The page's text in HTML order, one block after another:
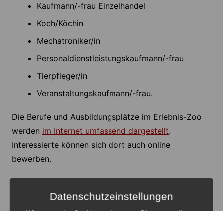
Kaufmann/-frau Einzelhandel
Koch/Köchin
Mechatroniker/in
Personaldienstleistungskaufmann/-frau
Tierpfleger/in
Veranstaltungskaufmann/-frau.
Die Berufe und Ausbildungsplätze im Erlebnis-Zoo
werden im Internet umfassend dargestellt.
Interessierte können sich dort auch online
bewerben.
Datenschutzeinstellungen